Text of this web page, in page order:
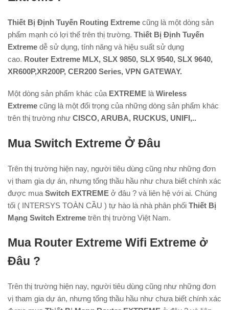
Thiết Bị Định Tuyến Routing Extreme cũng là một dòng sản
phẩm mạnh có lợi thế trên thị trường. Thiết Bị Định Tuyến
Extreme dễ sử dụng, tính năng và hiệu suất sử dụng
cao. Router Extreme MLX, SLX 9850, SLX 9540, SLX 9640,
XR600P,XR200P, CER200 Series, VPN GATEWAY.
Một dòng sản phẩm khác của EXTREME làWireless
Extreme cũng là một đối trọng của những dòng sản phẩm khác
trên thị trường như CISCO, ARUBA, RUCKUS, UNIFI,..
Mua Switch Extreme Ở Đâu
Trên thị trường hiện nay, người tiêu dùng cũng như những đơn
vị tham gia dự án, nhưng tổng thầu hầu như chưa biết chính xác
được mua Switch EXTREME ở đâu ? và liên hệ với ai. Chúng
tối ( INTERSYS TOÀN CẦU ) tự hào là nhà phân phối Thiết Bị
Mạng Switch Extreme trên thị trường Việt Nam.
Mua Router Extreme Wifi Extreme ở
Đâu ?
Trên thị trường hiện nay, người tiêu dùng cũng như những đơn
vị tham gia dự án, nhưng tổng thầu hầu như chưa biết chính xác